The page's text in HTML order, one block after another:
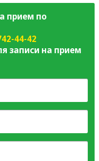
прием по
44-42
записи на прием